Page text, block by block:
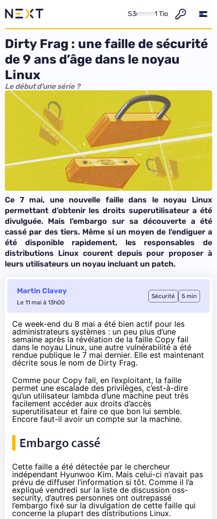
S3 1 Tio
Dirty Frag : une faille de sécurité
de 9 ans d’âge dans le noyau
Linux
Le début d'une série ?
Ce 7 mai, une nouvelle faille dans le noyau Linux
permettant d’obtenir les droits superutilisateur a été
divulguée. Mais l’embargo sur sa découverte a été
cassé par des tiers. Même si un moyen de l’endiguer a
été disponible rapidement, les responsables de
distributions Linux courent depuis pour proposer à
leurs utilisateurs un noyau incluant un patch.
Martin Clavey
Le 11 mai à 13h00
Sécurité 5 min
Ce week-end du 8 mai a été bien actif pour les
administrateurs systèmes : un peu plus d’une
semaine après la révélation de la faille Copy fail
dans le noyau Linux, une autre vulnérabilité a été
rendue publique le 7 mai dernier. Elle est maintenant
décrite sous le nom de Dirty Frag.
Comme pour Copy fail, en l’exploitant, la faille
permet une escalade des privilèges, c’est-à-dire
qu’un utilisateur lambda d’une machine peut très
facilement accéder aux droits d’accès
superutilisateur et faire ce que bon lui semble.
Encore faut-il avoir un compte sur la machine.
Embargo cassé
Cette faille a été détectée par le chercheur
indépendant Hyunwoo Kim. Mais celui-ci n’avait pas
prévu de diffuser l’information si tôt. Comme il l’a
expliqué vendredi sur la liste de discussion oss-
security, d’autres personnes ont outrepassé
l’embargo fixé sur la divulgation de cette faille qui
concerne la plupart des distributions Linux.